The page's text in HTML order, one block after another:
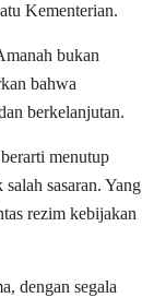
Kementerian.
bukan
bahwa
berkelanjutan.
menutup
sasaran. Yang
rezim kebijakan
dengan segala